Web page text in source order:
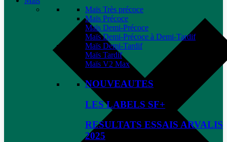
Maïs Très précoce
Maïs Précoce
Maïs Demi-Précoce
Maïs Demi-Précoce à Demi-Tardif
Maïs Demi-Tardif
Maïs Tardif
Maïs V2 Max
NOUVEAUTES
LES LABELS SF+
RESULTATS ESSAIS ARVALIS
2025